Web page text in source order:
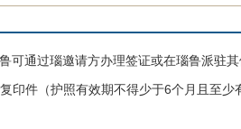
通过瑙邀请方办理签证或在瑙鲁派驻其
件（护照有效期不得少于6个月且至少